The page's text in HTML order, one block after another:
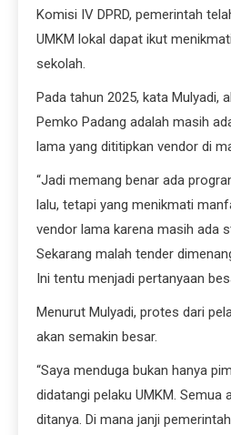
Komisi IV DPRD, pemerintah
UMKM lokal dapat ikut
sekolah.
Pada tahun 2025, kata Mulyadi,
Pemko Padang adalah masih
lama yang dititipkan vendor di
“Jadi memang benar ada
lalu, tetapi yang menikmati
vendor lama karena masih ada
Sekarang malah tender
Ini tentu menjadi pertanyaan
Menurut Mulyadi, protes dari
akan semakin besar.
“Saya menduga bukan hanya
didatangi pelaku UMKM. Semua
ditanya. Di mana janji